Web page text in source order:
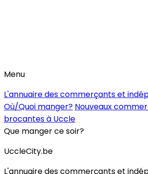
Menu
L'annuaire des commerçants et
Où/Quoi manger? Nouveaux
brocantes à Uccle
Que manger ce soir?
UccleCity.be
L'annuaire des commerçants et